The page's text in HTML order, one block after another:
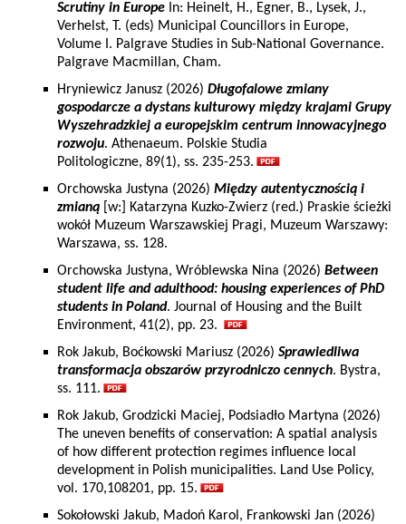
Scrutiny in Europe In: Heinelt, H., Egner, B., Lysek, J.,
Verhelst, T. (eds) Municipal Councillors in Europe,
Volume I. Palgrave Studies in Sub-National Governance.
Palgrave Macmillan, Cham.
Hryniewicz Janusz (2026) Długofalowe zmiany
gospodarcze a dystans kulturowy między krajami Grupy
Wyszehradzkiej a europejskim centrum innowacyjnego
rozwoju. Athenaeum. Polskie Studia
Politologiczne, 89(1), ss. 235-253.
Orchowska Justyna (2026) Między autentycznością i
zmianą [w:] Katarzyna Kuzko-Zwierz (red.) Praskie ścieżki
wokół Muzeum Warszawskiej Pragi, Muzeum Warszawy:
Warszawa, ss. 128.
Orchowska Justyna, Wróblewska Nina (2026) Between
student life and adulthood: housing experiences of PhD
students in Poland. Journal of Housing and the Built
Environment, 41(2), pp. 23.
Rok Jakub, Boćkowski Mariusz (2026) Sprawiedliwa
transformacja obszarów przyrodniczo cennych. Bystra,
ss. 111.
Rok Jakub, Grodzicki Maciej, Podsiadło Martyna (2026)
The uneven benefits of conservation: A spatial analysis
of how different protection regimes influence local
development in Polish municipalities. Land Use Policy,
vol. 170,108201, pp. 15.
Sokołowski Jakub, Madoń Karol, Frankowski Jan (2026)